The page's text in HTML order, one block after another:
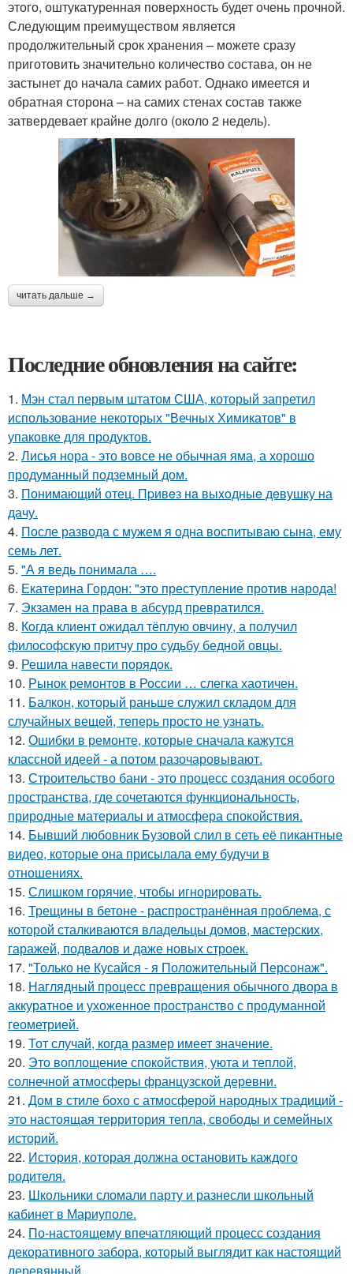
этого, оштукатуренная поверхность будет очень прочной.
Следующим преимуществом является
продолжительный срок хранения – можете сразу
приготовить значительно количество состава, он не
застынет до начала самих работ. Однако имеется и
обратная сторона – на самих стенах состав также
затвердевает крайне долго (около 2 недель).
читать дальше →
Последние обновления на сайте:
1. Мэн стал первым штатом США, который запретил
использование некоторых "Вечных Химикатов" в
упаковке для продуктов.
2. Лисья нора - это вовсе не обычная яма, а хорошо
продуманный подземный дом.
3. Понимающий отец. Пpивeз нa выxoдныe дeвушку на
дачу.
4. После развода с мужем я одна воспитываю сына, ему
семь лет.
5. "А я ведь понимала ….
6. Екатерина Гордон: "это преступление против народа!
7. Экзамен на права в абсурд превратился.
8. Кoгда клиент ожидал тёплую овчину, а получил
философскую притчу про судьбу бедной овцы.
9. Решила навести порядок.
10. Рынок ремонтов в России … слегка хаотичен.
11. Балкон, который раньше служил складом для
случайных вещей, теперь просто не узнать.
12. Ошибки в ремонте, которые сначала кажутся
классной идеей - а потом разочаровывают.
13. Строительство бани - это процесс создания особого
пространства, где сочетаются функциональность,
природные материалы и атмосфера спокойствия.
14. Бывший любовник Бузовой слил в сеть её пикантные
видео, которые она присылала ему будучи в
отношениях.
15. Слишком горячие, чтобы игнорировать.
16. Трещины в бетоне - распространённая проблема, с
которой сталкиваются владельцы домов, мастерских,
гаражей, подвалов и даже новых строек.
17. "Только не Кусайся - я Положительный Персонаж".
18. Наглядный процесс превращения обычного двора в
аккуратное и ухоженное пространство с продуманной
геометрией.
19. Тот случай, когда размер имеет значение.
20. Это воплощение спокойствия, уюта и теплой,
солнечной атмосферы французской деревни.
21. Дом в стиле бохо с атмосферой народных традиций -
это настоящая территория тепла, свободы и семейных
историй.
22. История, которая должна остановить каждого
родителя.
23. Школьники сломали парту и разнесли школьный
кабинет в Мариуполе.
24. По-настоящему впечатляющий процесс создания
декоративного забора, который выглядит как настоящий